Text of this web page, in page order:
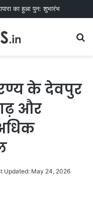
का हुआ पुन: शुभारंभ
के देवपुर
और
Updated: May 24, 2026